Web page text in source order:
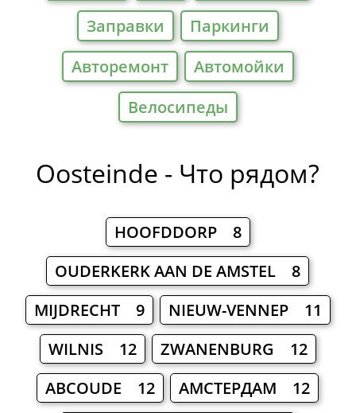
Заправки
Паркинги
Авторемонт
Автомойки
Велосипеды
Oosteinde - Что рядом?
HOOFDDORP 8
OUDERKERK AAN DE AMSTEL 8
MIJDRECHT 9
NIEUW-VENNEP 11
WILNIS 12
ZWANENBURG 12
ABCOUDE 12
АМСТЕРДАМ 12